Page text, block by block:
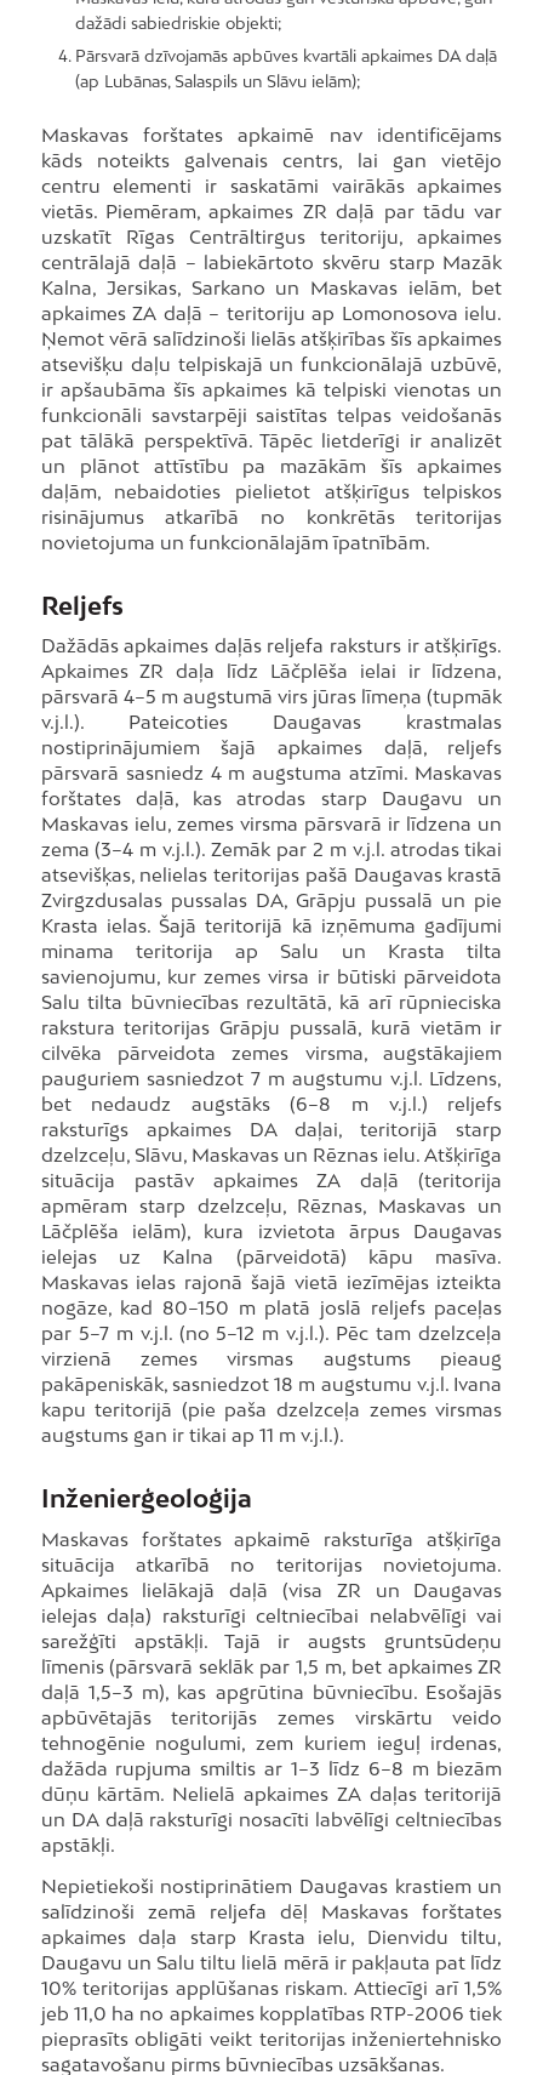
dažādi sabiedriskie objekti;
Pārsvarā dzīvojamās apbūves kvartāli apkaimes DA daļā
(ap Lubānas, Salaspils un Slāvu ielām);
Maskavas forštates apkaimē nav identificējams
kāds noteikts galvenais centrs, lai gan vietējo
centru elementi ir saskatāmi vairākās apkaimes
vietās. Piemēram, apkaimes ZR daļā par tādu var
uzskatīt Rīgas Centrāltirgus teritoriju, apkaimes
centrālajā daļā – labiekārtoto skvēru starp Mazāk
Kalna, Jersikas, Sarkano un Maskavas ielām, bet
apkaimes ZA daļā – teritoriju ap Lomonosova ielu.
Ņemot vērā salīdzinoši lielās atšķirības šīs apkaimes
atsevišķu daļu telpiskajā un funkcionālajā uzbūvē,
ir apšaubāma šīs apkaimes kā telpiski vienotas un
funkcionāli savstarpēji saistītas telpas veidošanās
pat tālākā perspektīvā. Tāpēc lietderīgi ir analizēt
un plānot attīstību pa mazākām šīs apkaimes
daļām, nebaidoties pielietot atšķirīgus telpiskos
risinājumus atkarībā no konkrētās teritorijas
novietojuma un funkcionālajām īpatnībām.
Reljefs
Dažādās apkaimes daļās reljefa raksturs ir atšķirīgs.
Apkaimes ZR daļa līdz Lāčplēša ielai ir līdzena,
pārsvarā 4–5 m augstumā virs jūras līmeņa (tupmāk
v.j.l.). Pateicoties Daugavas krastmalas
nostiprinājumiem šajā apkaimes daļā, reljefs
pārsvarā sasniedz 4 m augstuma atzīmi. Maskavas
forštates daļā, kas atrodas starp Daugavu un
Maskavas ielu, zemes virsma pārsvarā ir līdzena un
zema (3–4 m v.j.l.). Zemāk par 2 m v.j.l. atrodas tikai
atsevišķas, nelielas teritorijas pašā Daugavas krastā
Zvirgzdusalas pussalas DA, Grāpju pussalā un pie
Krasta ielas. Šajā teritorijā kā izņēmuma gadījumi
minama teritorija ap Salu un Krasta tilta
savienojumu, kur zemes virsa ir būtiski pārveidota
Salu tilta būvniecības rezultātā, kā arī rūpnieciska
rakstura teritorijas Grāpju pussalā, kurā vietām ir
cilvēka pārveidota zemes virsma, augstākajiem
pauguriem sasniedzot 7 m augstumu v.j.l. Līdzens,
bet nedaudz augstāks (6–8 m v.j.l.) reljefs
raksturīgs apkaimes DA daļai, teritorijā starp
dzelzceļu, Slāvu, Maskavas un Rēznas ielu. Atšķirīga
situācija pastāv apkaimes ZA daļā (teritorija
apmēram starp dzelzceļu, Rēznas, Maskavas un
Lāčplēša ielām), kura izvietota ārpus Daugavas
ielejas uz Kalna (pārveidotā) kāpu masīva.
Maskavas ielas rajonā šajā vietā iezīmējas izteikta
nogāze, kad 80–150 m platā joslā reljefs paceļas
par 5–7 m v.j.l. (no 5–12 m v.j.l.). Pēc tam dzelzceļa
virzienā zemes virsmas augstums pieaug
pakāpeniskāk, sasniedzot 18 m augstumu v.j.l. Ivana
kapu teritorijā (pie paša dzelzceļa zemes virsmas
augstums gan ir tikai ap 11 m v.j.l.).
Inženierģeoloģija
Maskavas forštates apkaimē raksturīga atšķirīga
situācija atkarībā no teritorijas novietojuma.
Apkaimes lielākajā daļā (visa ZR un Daugavas
ielejas daļa) raksturīgi celtniecībai nelabvēlīgi vai
sarežģīti apstākļi. Tajā ir augsts gruntsūdeņu
līmenis (pārsvarā seklāk par 1,5 m, bet apkaimes ZR
daļā 1,5–3 m), kas apgrūtina būvniecību. Esošajās
apbūvētajās teritorijās zemes virskārtu veido
tehnogēnie nogulumi, zem kuriem ieguļ irdenas,
dažāda rupjuma smiltis ar 1–3 līdz 6–8 m biezām
dūņu kārtām. Nelielā apkaimes ZA daļas teritorijā
un DA daļā raksturīgi nosacīti labvēlīgi celtniecības
apstākļi.
Nepietiekoši nostiprinātiem Daugavas krastiem un
salīdzinoši zemā reljefa dēļ Maskavas forštates
apkaimes daļa starp Krasta ielu, Dienvidu tiltu,
Daugavu un Salu tiltu lielā mērā ir pakļauta pat līdz
10% teritorijas applūšanas riskam. Attiecīgi arī 1,5%
jeb 11,0 ha no apkaimes kopplatības RTP-2006 tiek
pieprasīts obligāti veikt teritorijas inženiertehnisko
sagatavošanu pirms būvniecības uzsākšanas.